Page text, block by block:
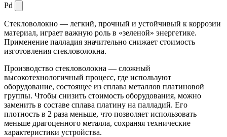
Pd
Стекловолокно — легкий, прочный и устойчивый к коррозии
материал, играет важную роль в «зеленой» энергетике.
Применение палладия значительно снижает стоимость
изготовления стекловолокна.
Производство стекловолокна — сложный
высокотехнологичный процесс, где используют
оборудование, состоящее из сплава металлов платиновой
группы. Чтобы снизить стоимость оборудования, можно
заменить в составе сплава платину на палладий. Его
плотность в 2 раза меньше, что позволяет использовать
меньше драгоценного металла, сохраняя технические
характеристики устройства.